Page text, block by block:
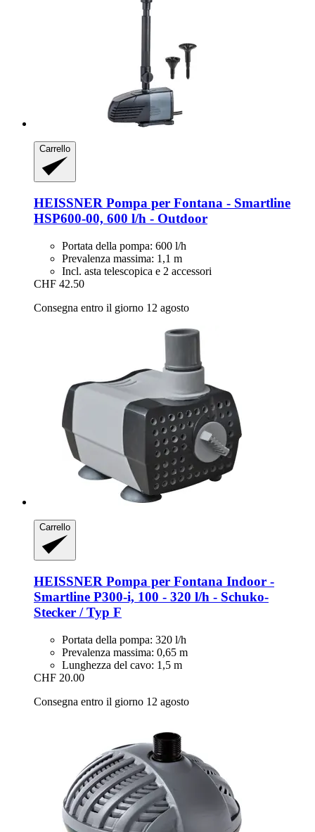
Carrello
HEISSNER Pompa per Fontana -​ Smartline
HSP600-​00, 600 l/h -​ Outdoor
Portata della pompa: 600 l/h
Prevalenza massima: 1,1 m
Incl. asta telescopica e 2 accessori
CHF 42.50
Consegna entro il giorno 12 agosto
Carrello
HEISSNER Pompa per Fontana Indoor -​
Smartline P300-​i, 100 -​ 320 l/h -​ Schuko-​
Stecker / Typ F
Portata della pompa: 320 l/h
Prevalenza massima: 0,65 m
Lunghezza del cavo: 1,5 m
CHF 20.00
Consegna entro il giorno 12 agosto